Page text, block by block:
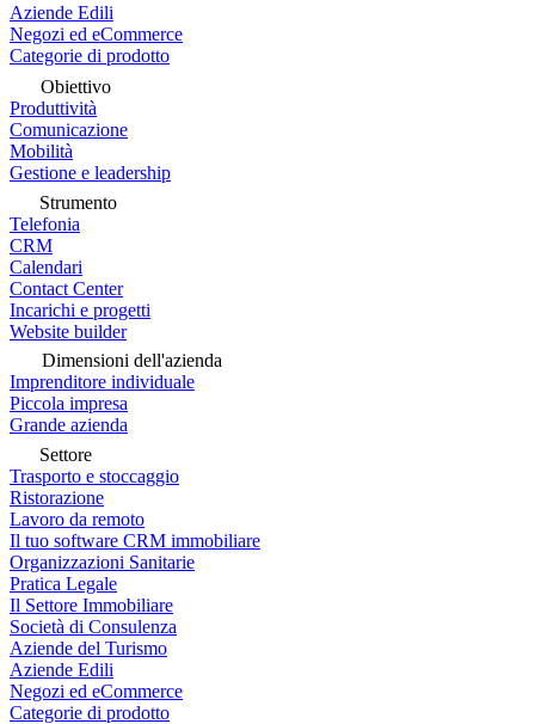
Aziende Edili
Negozi ed eCommerce
Categorie di prodotto
Obiettivo
Produttività
Comunicazione
Mobilità
Gestione e leadership
Strumento
Telefonia
CRM
Calendari
Contact Center
Incarichi e progetti
Website builder
Dimensioni dell'azienda
Imprenditore individuale
Piccola impresa
Grande azienda
Settore
Trasporto e stoccaggio
Ristorazione
Lavoro da remoto
Il tuo software CRM immobiliare
Organizzazioni Sanitarie
Pratica Legale
Il Settore Immobiliare
Società di Consulenza
Aziende del Turismo
Aziende Edili
Negozi ed eCommerce
Categorie di prodotto